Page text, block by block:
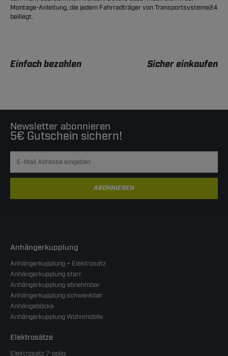
Montage-Anleitung, die jedem Fahrradträger von Transportsysteme24
beiliegt.
Einfach bezahlen Sicher einkaufen
Newsletter abonnieren
5€ Gutschein sichern!
ABONNIEREN
Anhängerkupplung
Anhängerkupplung + Elektrosatz
Anhängerkupplung starr
Anhängerkupplung abnehmbar
Anhängerkupplung schwenkbar
Anhängeböcke
Anhängerkupplung Wohnmobile
Elektrosätze
Elektrosatz 7-polig